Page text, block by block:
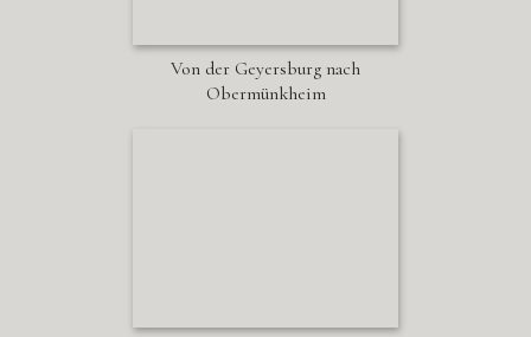
Von der Geyersburg nach
Obermünkheim